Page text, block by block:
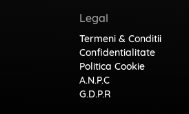
Legal
Termeni & Conditii
Confidentialitate
Politica Cookie
A.N.P.C
G.D.P.R